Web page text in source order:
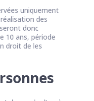
uniquement
des
donc
10 ans, période
droit de les